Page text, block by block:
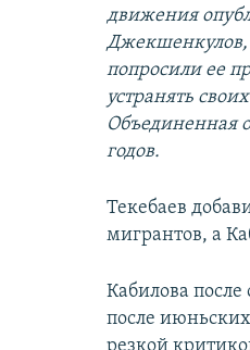
движения
Джекшенкулов,
попросили ее
устранять
Объединенная
годов.
Текебаев
мигрантов, а
Кабилова
после